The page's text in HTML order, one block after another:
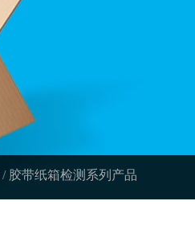
/胶带纸箱检测系列产品